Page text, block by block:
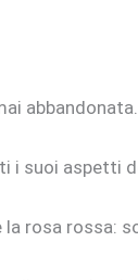
abbandonata.
suoi aspetti
rosa rossa: